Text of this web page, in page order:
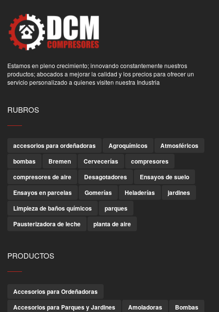
Estamos en pleno crecimiento; innovando constantemente nuestros
productos; abocados a mejorar la calidad y los precios para ofrecer un
servicio personalizado a quienes visiten nuestra Industria
RUBROS
accesorios para ordeñadoras Agroquímicos
Atmosféricos
bombas
Bremen Cervecerías
compresores
compresores de aire
Desagotadores
Ensayos de suelo
Ensayos en parcelas
Gomerías Heladerías
jardines
Limpieza de baños químicos
parques
Pausterizadora de leche
planta de aire
PRODUCTOS
Accesorios para Ordeñadoras
Accesorios para Parques y Jardines
Amoladoras
Bombas